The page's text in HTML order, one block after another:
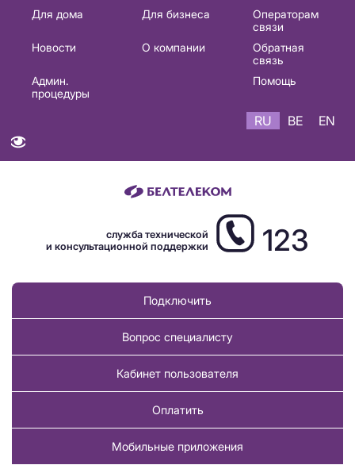
Основная
навигация
Для дома Для бизнеса
Операторам
связи
Новости
О компании
Обратная
связь
Админ.
процедуры
Помощь
RU BE EN
служба технической
и консультационной поддержки
123
Подключить
Вопрос специалисту
Кабинет пользователя
Оплатить
Мобильные приложения